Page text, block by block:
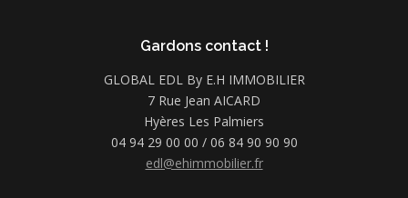
Gardons contact !
GLOBAL EDL By E.H IMMOBILIER
7 Rue Jean AICARD
Hyères Les Palmiers
04 94 29 00 00 / 06 84 90 90 90
edl@ehimmobilier.fr